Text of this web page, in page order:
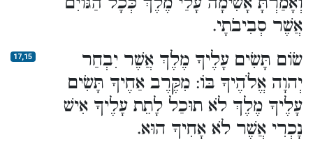
אֲשֶׁר סְבִיבֹתָי.
17,15
שׂוֹם תָּשִׂים עָלֶיךָ מֶלֶךְ אֲשֶׁר יִבְחַר
יְהוָה אֱלֹהֶיךָ בּוֹ: מִקֶּרֶב אַחֶיךָ תָּשִׂים
עָלֶיךָ מֶלֶךְ לֹא תוּכַל לָתֵת עָלֶיךָ אִישׁ
נָכְרִי אֲשֶׁר לֹא אָחִיךָ הוּא.